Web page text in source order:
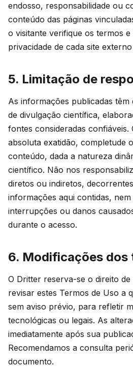
endosso, responsabilidade ou
conteúdo das páginas
o visitante verifique os termos e
privacidade de cada site
5. Limitação de
As informações publicadas
de divulgação científica,
fontes consideradas confiáveis.
absoluta exatidão, completude
conteúdo, dada a natureza
científico. Não nos
diretos ou indiretos,
informações aqui contidas,
interrupções ou danos
durante o acesso.
6. Modificações dos
O Dritter reserva-se o direito
revisar estes Termos de Uso a
sem aviso prévio, para refletir
tecnológicas ou legais. As
imediatamente após sua
Recomendamos a consulta
documento.